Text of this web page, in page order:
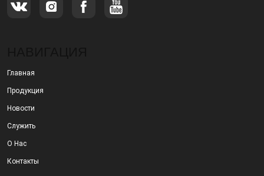
Главная
Продукция
Новости
Служить
О Нас
Контакты